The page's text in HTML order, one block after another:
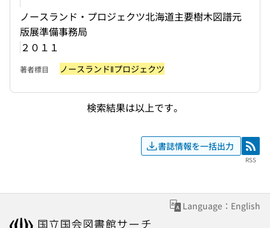
ノースランド・プロジェクツ北海道主要樹木図譜元
版展準備事務局
２０１１
著者標目 ノースランド‖プロジェクツ
検索結果は以上です。
書誌情報を一括出力 RSS
RSS
Language：English